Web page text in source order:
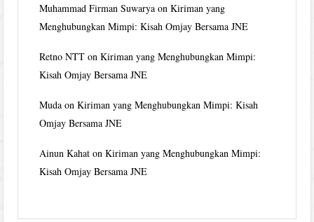
Muhammad Firman Suwarya onKiriman yang
Menghubungkan Mimpi: Kisah Omjay Bersama JNE
Retno NTT onKiriman yang Menghubungkan Mimpi:
Kisah Omjay Bersama JNE
Muda onKiriman yang Menghubungkan Mimpi: Kisah
Omjay Bersama JNE
Ainun Kahat onKiriman yang Menghubungkan Mimpi:
Kisah Omjay Bersama JNE